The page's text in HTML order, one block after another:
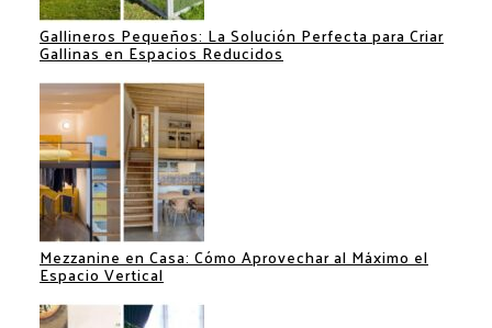
Gallineros Pequeños: La Solución Perfecta para Criar
Gallinas en Espacios Reducidos
Mezzanine en Casa: Cómo Aprovechar al Máximo el
Espacio Vertical